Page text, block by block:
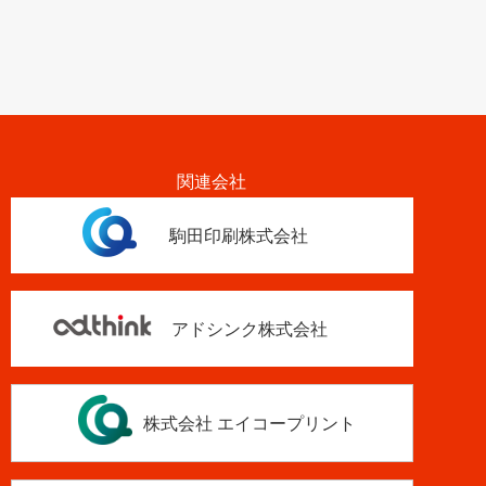
関連会社
駒田印刷株式会社
アドシンク株式会社
株式会社 エイコープリント